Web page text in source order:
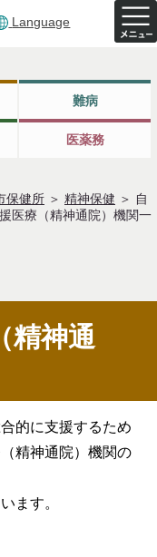
Language
難病
医薬務
保健所 ＞ 精神保健 ＞ 自
医療（精神通院）機関一
精神通
的に支援するため
精神通院）機関の
ます。